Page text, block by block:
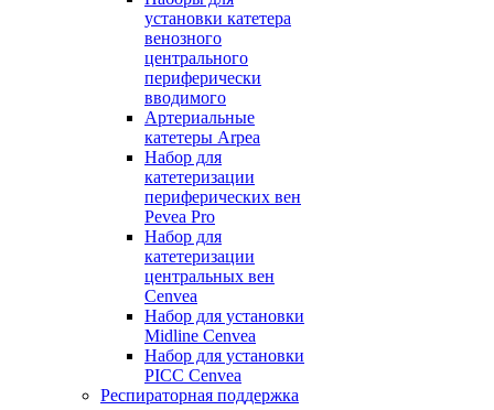
установки катетера
венозного
центрального
периферически
вводимого
Артериальные
катетеры Arpea
Набор для
катетеризации
периферических вен
Pevea Pro
Набор для
катетеризации
центральных вен
Cenvea
Набор для установки
Midline Cenvea
Набор для установки
PICC Cenvea
Респираторная поддержка